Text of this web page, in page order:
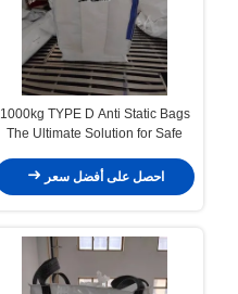
1000kg TYPE D Anti Static Bags
The Ultimate Solution for Safe
احصل على أفضل سعر